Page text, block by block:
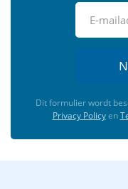
Dit formulier wordt
Privacy Policyen